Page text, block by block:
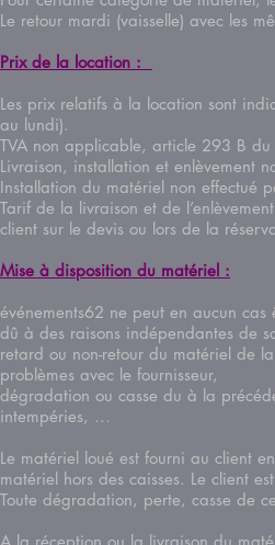
Le retour mardi (vaisselle) avec les
Prix de la location :
Les prix relatifs à la location sont
au lundi).
TVA non applicable, article 293 B
Livraison, installation et
Installation du matériel non
Tarif de la livraison et de
client sur le devis ou lors de la
Mise à disposition du matériel :
événements62 ne peut en aucun
dû à des raisons indépendantes de
retard ou non-retour du matériel de
problèmes avec le fournisseur,
dégradation ou casse du à la
intempéries, …
Le matériel loué est fourni au client
matériel hors des caisses. Le client
Toute dégradation, perte, casse de